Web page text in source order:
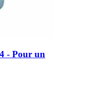
- Pour un